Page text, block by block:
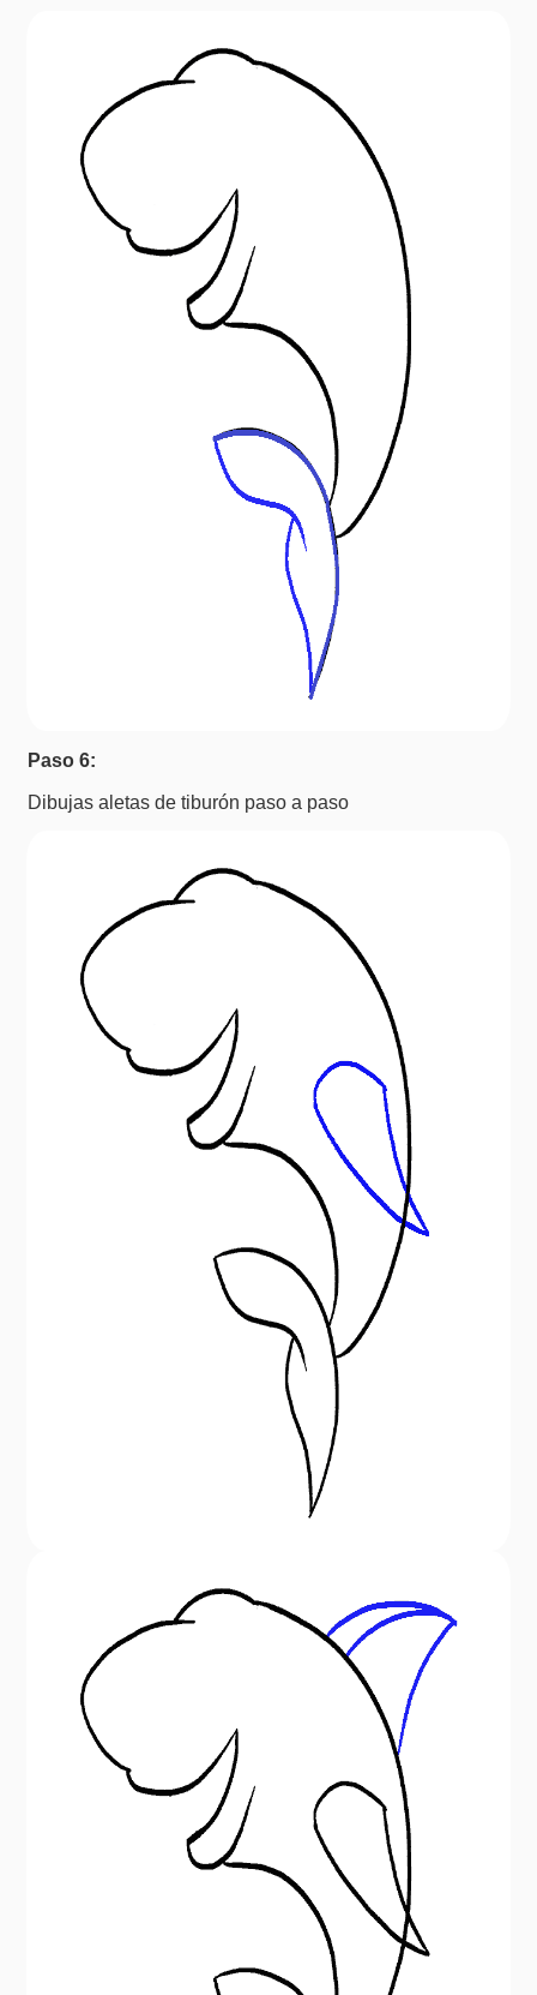
Paso 6:
Dibujas aletas de tiburón paso a paso